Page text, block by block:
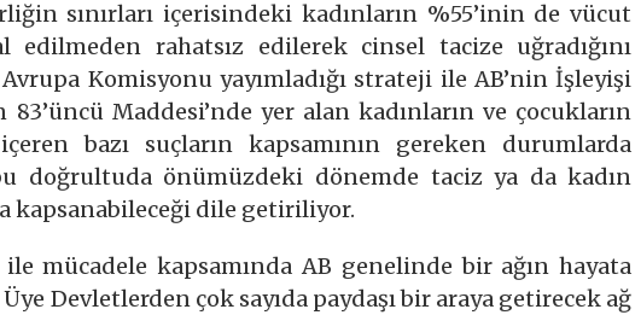
sınırları içerisindeki kadınların %55’inin de vücut
edilmeden rahatsız edilerek cinsel tacize uğradığını
Komisyonu yayımladığı strateji ile AB’nin İşleyişi
83’üncü Maddesi’nde yer alan kadınların ve çocukların
bazı suçların kapsamının gereken durumlarda
doğrultuda önümüzdeki dönemde taciz ya da kadın
kapsanabileceği dile getiriliyor.
mücadele kapsamında AB genelinde bir ağın hayata
Devletlerden çok sayıda paydaşı bir araya getirecek ağ